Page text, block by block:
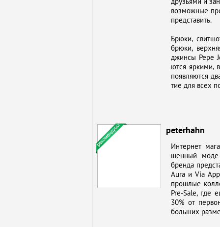
воз­мож­ные
пред­ста­вить.
Брю­ки,
брю­ки,
джин­сы Pepe
ют­ся яр­ки­ми,
по­яв­ля­ют­ся
тие для всех
peterhahn
Ин­тернет
щен­ный мо­де
брен­да
Aura и Via
про­шлые
Pre-Sale, где
30% от
боль­ших